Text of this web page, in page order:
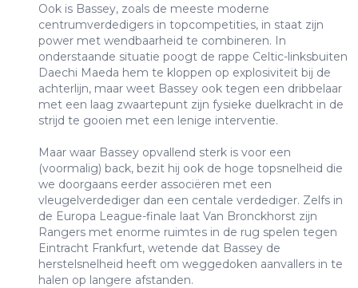
Ook is Bassey, zoals de meeste moderne
centrumverdedigers in topcompetities, in staat zijn
power met wendbaarheid te combineren. In
onderstaande situatie poogt de rappe Celtic-linksbuiten
Daechi Maeda hem te kloppen op explosiviteit bij de
achterlijn, maar weet Bassey ook tegen een dribbelaar
met een laag zwaartepunt zijn fysieke duelkracht in de
strijd te gooien met een lenige interventie.
Maar waar Bassey opvallend sterk is voor een
(voormalig) back, bezit hij ook de hoge topsnelheid die
we doorgaans eerder associëren met een
vleugelverdediger dan een centale verdediger. Zelfs in
de Europa League-finale laat Van Bronckhorst zijn
Rangers met enorme ruimtes in de rug spelen tegen
Eintracht Frankfurt, wetende dat Bassey de
herstelsnelheid heeft om weggedoken aanvallers in te
halen op langere afstanden.